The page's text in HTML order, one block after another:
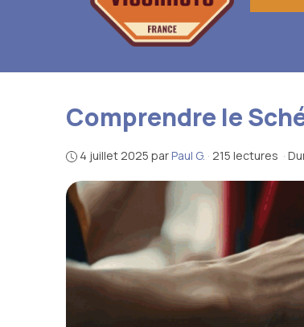
Comprendre le
4 juillet 2025 par Paul G. · 215 lectures ·